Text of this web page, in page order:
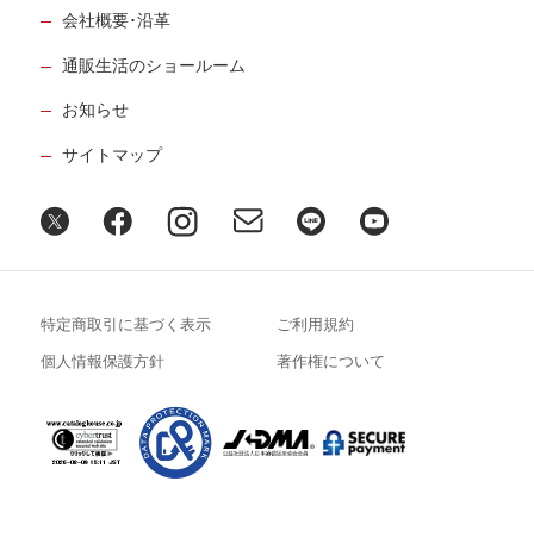
会社概要･沿革
通販生活のショールーム
お知らせ
サイトマップ
特定商取引に基づく表示 ご利用規約
個人情報保護方針 著作権について